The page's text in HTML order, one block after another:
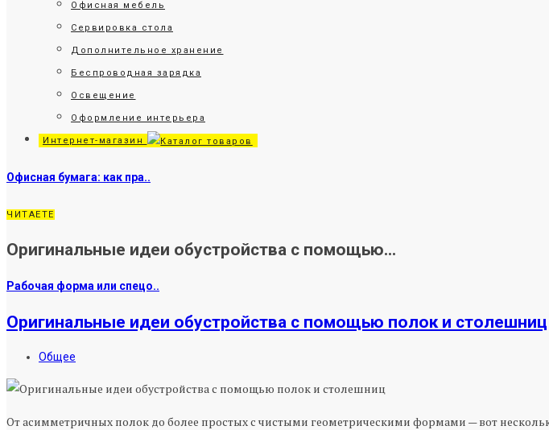
Офисная мебель
Сервировка стола
Дополнительное хранение
Беспроводная зарядка
Освещение
Оформление интерьера
Интернет-магазин
Офисная бумага: как пра..
ЧИТАЕТЕ
Оригинальные идеи обустройства с помощью...
Рабочая форма или спецо..
Оригинальные идеи обустройства с помощью полок и столешниц
Общее
От асимметричных полок до более простых с чистыми геометрическими формами — вот